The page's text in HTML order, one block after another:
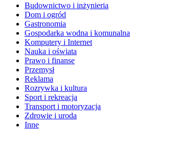
Budownictwo i inżynieria
Dom i ogród
Gastronomia
Gospodarka wodna i komunalna
Komputery i Internet
Nauka i oświata
Prawo i finanse
Przemysł
Reklama
Rozrywka i kultura
Sport i rekreacja
Transport i motoryzacja
Zdrowie i uroda
Inne